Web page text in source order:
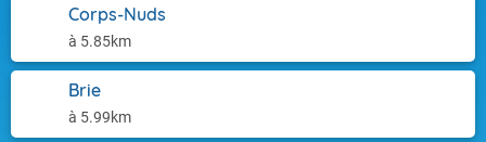
Corps-Nuds
à 5.85km
Brie
à 5.99km